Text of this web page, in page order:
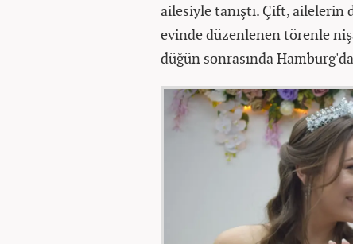
ailesiyle tanıştı. Çift,
evinde düzenlenen törenle
düğün sonrasında